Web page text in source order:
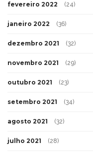
fevereiro 2022 (24)
janeiro 2022 (36)
dezembro 2021 (32)
novembro 2021 (29)
outubro 2021 (23)
setembro 2021 (34)
agosto 2021 (32)
julho 2021 (28)